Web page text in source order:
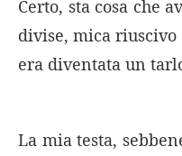
Certo, sta cosa che
divise, mica
era diventata un
La mia testa,